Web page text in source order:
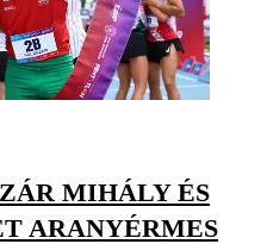
MIHÁLY ÉS
ARANYÉRMES